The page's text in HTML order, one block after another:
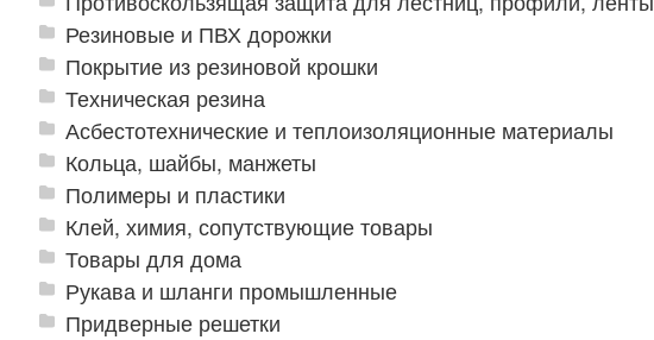
Резиновые и ПВХ дорожки
Покрытие из резиновой крошки
Техническая резина
Асбестотехнические и теплоизоляционные материалы
Кольца, шайбы, манжеты
Полимеры и пластики
Клей, химия, сопутствующие товары
Товары для дома
Рукава и шланги промышленные
Придверные решетки